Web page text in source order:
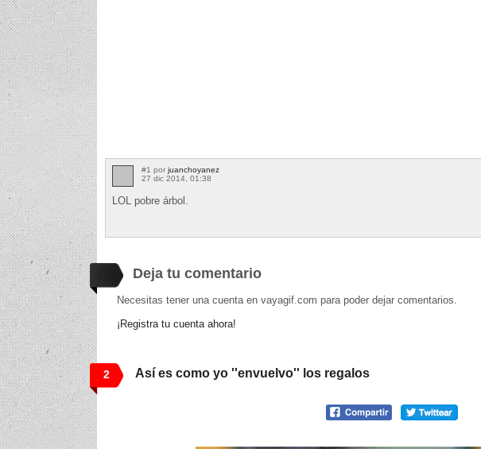
#1 por juanchoyanez
27 dic 2014, 01:38
LOL pobre árbol.
Deja tu comentario
Necesitas tener una cuenta en vayagif.com para poder dejar comentarios.
¡Registra tu cuenta ahora!
2 Así es como yo ''envuelvo'' los regalos